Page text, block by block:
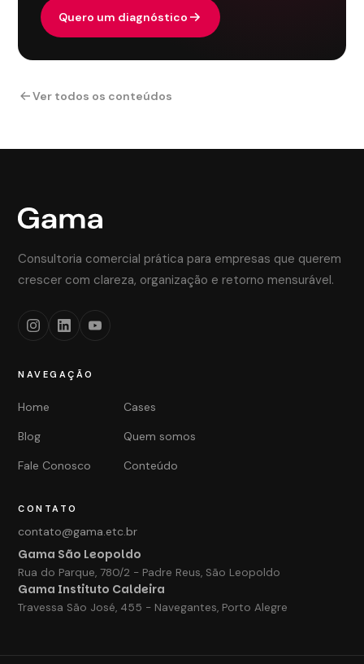
Quero um diagnóstico
Ver todos os conteúdos
Consultoria comercial prática para empresas que querem
crescer com clareza, organização e retorno mensurável.
NAVEGAÇÃO
Home
Cases
Blog
Quem somos
Fale Conosco
Conteúdo
CONTATO
contato@gama.etc.br
Gama São Leopoldo
Rua do Parque, 780/2 - Padre Reus, São Leopoldo
Gama Instituto Caldeira
Travessa São José, 455 - Navegantes, Porto Alegre